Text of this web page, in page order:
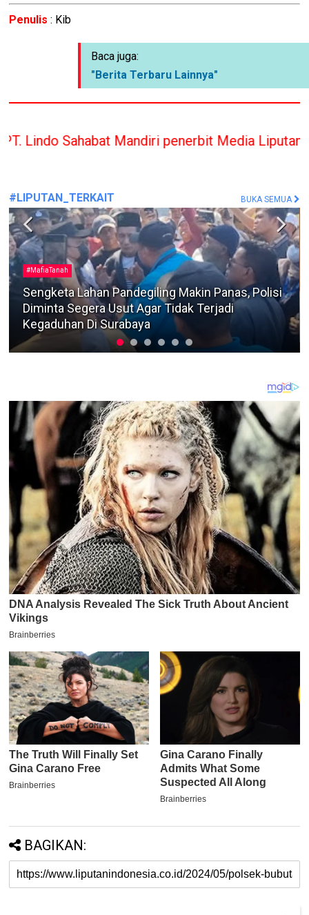
Penulis : Kib
Baca juga:
"Berita Terbaru Lainnya"
Mandiri penerbit Media Liputan Indonesia
#LIPUTAN_TERKAIT BUKA SEMUA
Berita Terkini
Dua Warga Kedungdung Diamankan Satreskrim
Polres Sampang Terkait Kasus Pencurian Motor
BAGIKAN: